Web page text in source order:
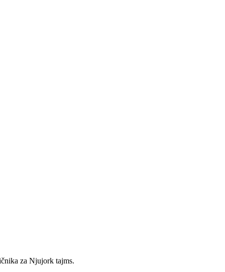
za Njujork tajms.